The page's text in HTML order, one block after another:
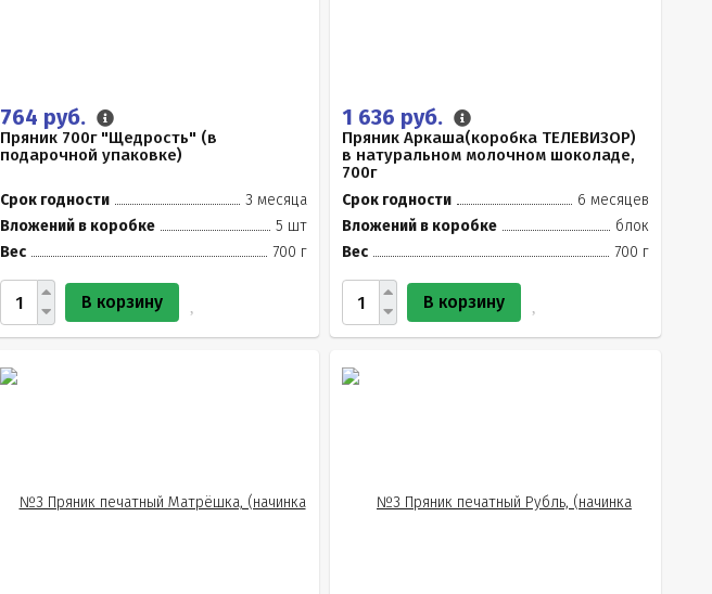
764 руб.
Пряник 700г "Щедрость" (в
подарочной упаковке)
Срок годности
3 месяца
Вложений в коробке
5 шт
Вес
700 г
В корзину
1 636 руб.
Пряник Аркаша(коробка ТЕЛЕВИЗОР)
в натуральном молочном шоколаде,
700г
Срок годности
6 месяцев
Вложений в коробке
блок
Вес
700 г
В корзину